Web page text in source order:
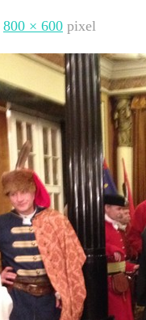
800 × 600 pixel